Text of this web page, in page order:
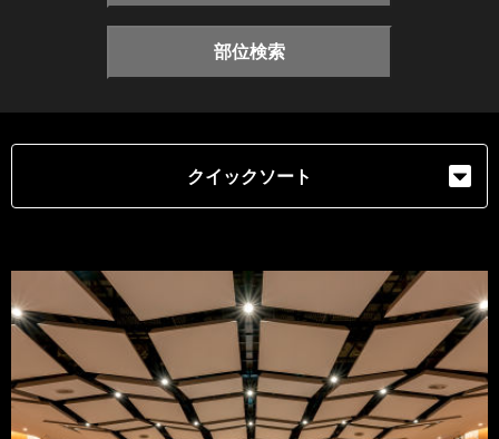
部位検索
クイックソート